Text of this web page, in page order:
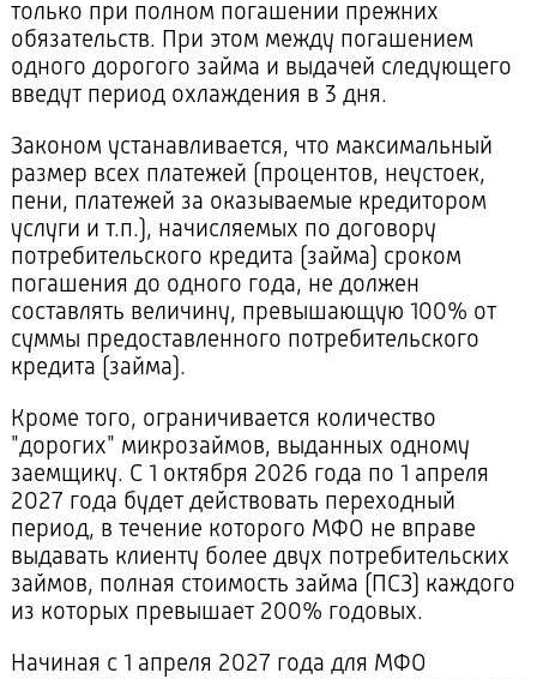
только при полном погашении прежних
обязательств. При этом между погашением
одного дорогого займа и выдачей следующего
введут период охлаждения в 3 дня.
Законом устанавливается, что максимальный
размер всех платежей (процентов, неустоек,
пени, платежей за оказываемые кредитором
услуги и т.п.), начисляемых по договору
потребительского кредита (займа) сроком
погашения до одного года, не должен
составлять величину, превышающую 100% от
суммы предоставленного потребительского
кредита (займа).
Кроме того, ограничивается количество
"дорогих" микрозаймов, выданных одному
заемщику. С 1 октября 2026 года по 1 апреля
2027 года будет действовать переходный
период, в течение которого МФО не вправе
выдавать клиенту более двух потребительских
займов, полная стоимость займа (ПСЗ) каждого
из которых превышает 200% годовых.
Начиная с 1 апреля 2027 года для МФО